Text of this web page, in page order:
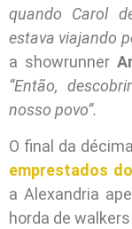
quando Carol
estava viajando
a showrunner
“Então,
nosso povo”.
O final da
emprestados
a Alexandria
horda de